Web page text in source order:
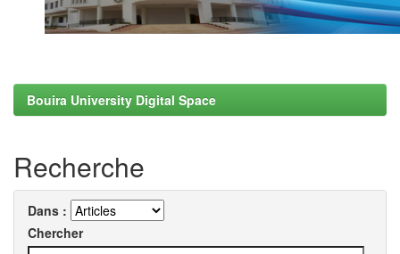
Bouira University Digital Space
Recherche
Dans :
Chercher